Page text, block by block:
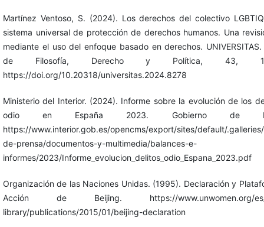
Martínez Ventoso, S. (2024). Los derechos del colectivo
sistema universal de protección de derechos humanos. Una
mediante el uso del enfoque basado en derechos. UNIVERSITAS.
de Filosofía, Derecho y Política, 43,
https://doi.org/10.20318/universitas.2024.8278
Ministerio del Interior. (2024). Informe sobre la evolución de los
odio en España 2023. Gobierno de
https://www.interior.gob.es/opencms/export/sites/default/
de-prensa/documentos-y-multimedia/balances-e-
informes/2023/Informe_evolucion_delitos_odio_Espana_2023.pdf
Organización de las Naciones Unidas. (1995). Declaración y
Acción de Beijing. https://www.unwomen.org/es/
library/publications/2015/01/beijing-declaration